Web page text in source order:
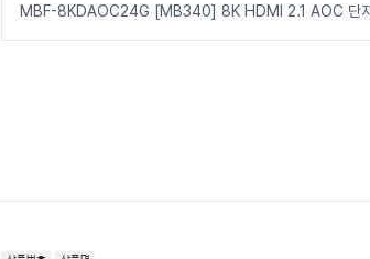
MBF-8KDAOC24G [MB340] 8K HDMI 2.1 AOC 단자